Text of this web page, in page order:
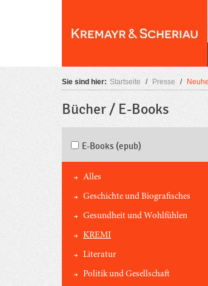
Sie sind hier: Startseite / Presse /
Bücher / E-Books
E-Books (epub)
Alles
Geschichte und Biografisches
Gesundheit und Wohlfühlen
KREMI
Literatur
Politik und Gesellschaft